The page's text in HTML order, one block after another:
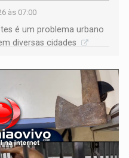
às 07:00
é um problema urbano
diversas cidades